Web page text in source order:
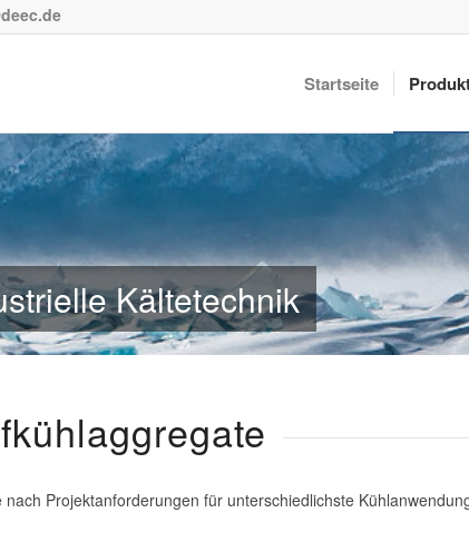
Startseite
Kältetechnik
Projektanforderungen für unterschiedlichste